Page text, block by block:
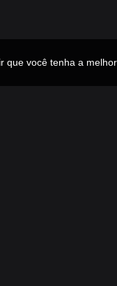
que você tenha a